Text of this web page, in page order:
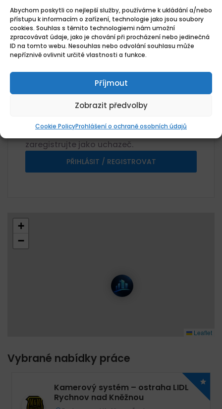
Abychom poskytli co nejlepší služby, používáme k ukládání a/nebo
přístupu k informacím o zařízení, technologie jako jsou soubory
cookies. Souhlas s těmito technologiemi nám umožní
zpracovávat údaje, jako je chování při procházení nebo jedinečná
ID na tomto webu. Nesouhlas nebo odvolání souhlasu může
nepříznivě ovlivnit určité vlastnosti a funkce.
Příjmout
Zobrazit předvolby
Cookie PolicyProhlášení o ochraně osobních údajů
Rooseveltova, Bubeneč, Praha 6,
Praha, Hlavní město Praha
Kategorie
Masér
Plat
27328Kč
27 328 CZK / měsíc Kč / Rok
Žádosti o zaměstnání
Pro odeslání životopisu se přihlaste nebo
zaregistrujte jako uchazeč.
PŘIHLÁSIT / REGISTROVAT
+
−
Leaflet
Vybrané nabídky práce
Kamerový systém – ostraha LIDL
Rychnov nad Kněžnou